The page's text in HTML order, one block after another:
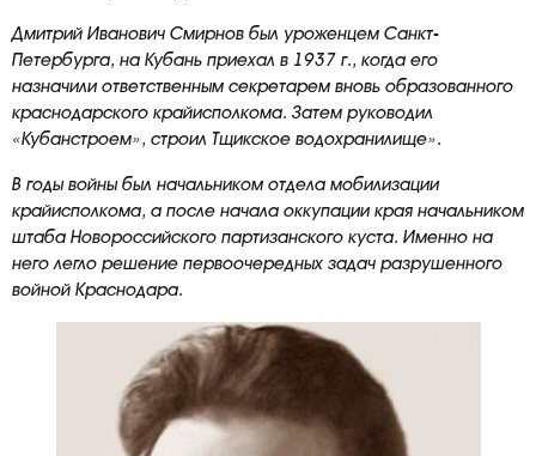
Дмитрий Иванович Смирнов был уроженцем Санкт-
Петербурга, на Кубань приехал в 1937 г., когда его
назначили ответственным секретарем вновь образованного
краснодарского крайисполкома. Затем руководил
«Кубанстроем», строил Тщикское водохранилище».
В годы войны был начальником отдела мобилизации
крайисполкома, а после начала оккупации края начальником
штаба Новороссийского партизанского куста. Именно на
него легло решение первоочередных задач разрушенного
войной Краснодара.